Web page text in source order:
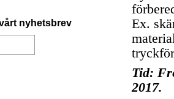
Ex.
Tid:
2017.
nyhetsbrev